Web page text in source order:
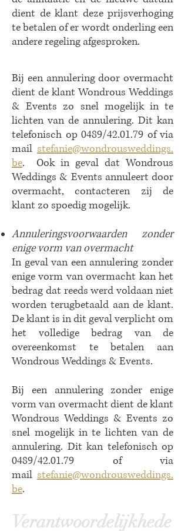
dient de klant deze prijsverhoging
te betalen of er wordt onderling een
andere regeling afgesproken.
Bij een annulering door overmacht
dient de klant Wondrous Weddings
& Events zo snel mogelijk in te
lichten van de annulering. Dit kan
telefonisch op 0489/42.01.79 of via
mail stefanie@wondrousweddings.
be. Ook in geval dat Wondrous
Weddings & Events annuleert door
overmacht, contacteren zij de
klant zo spoedig mogelijk.
Annuleringsvoorwaarden zonder
enige vorm van overmacht
In geval van een annulering zonder
enige vorm van overmacht kan het
bedrag dat reeds werd voldaan niet
worden terugbetaald aan de klant.
De klant is in dit geval verplicht om
het volledige bedrag van de
overeenkomst te betalen aan
Wondrous Weddings & Events.
Bij een annulering zonder enige
vorm van overmacht dient de klant
Wondrous Weddings & Events zo
snel mogelijk in te lichten van de
annulering. Dit kan telefonisch op
0489/42.01.79 of via
mail stefanie@wondrousweddings.
be.
Verantwoordelijkhede